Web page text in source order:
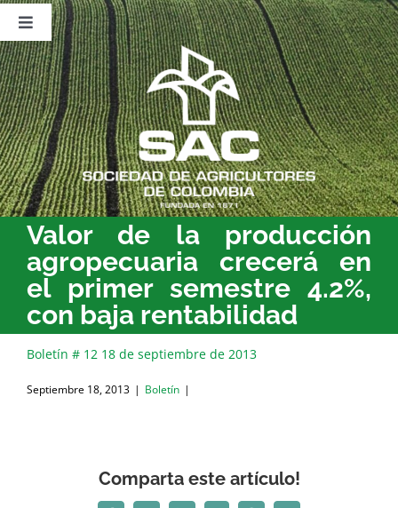
Saltar
contenido
Toggle
Navigation
Nosotros
Publicaciones
Sala de Prensa
Eventos
Valor de la producción
agropecuaria crecerá en
el primer semestre 4.2%,
con baja rentabilidad
Boletín # 12 18 de septiembre de 2013
Septiembre 18, 2013 | Boletín |
Comparta este artículo!